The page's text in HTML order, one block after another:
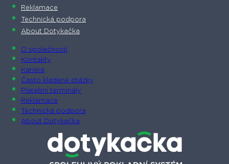
Reklamace
Technická podpora
About Dotykačka
O společnosti
Kontakty
Kariéra
Často kladené otázky
Platební terminály
Reklamace
Technická podpora
About Dotykačka